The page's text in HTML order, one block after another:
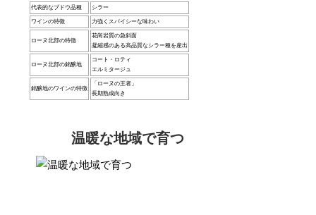
代表的なブドウ品種 シラー
ワインの特徴 力強くスパイシーな味わい
ローヌ北部の特徴
花崗岩質の急斜面
凝縮感のある高品質なシラー種を産出
ローヌ北部の銘醸地
コート・ロティ
エルミタージュ
銘醸地のワインの特徴
「ローヌの王者」
長期熟成向き
温暖な地域で育つ